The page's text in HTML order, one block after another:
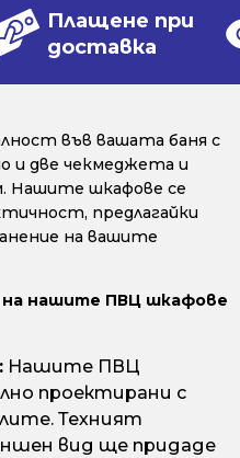
Плащене при
доставка
във вашата баня с
и две чекмеджета и
Нашите шкафове се
предлагайки
на вашите
нашите ПВЦ шкафове
Нашите ПВЦ
проектирани с
Техният
вид ще придаде